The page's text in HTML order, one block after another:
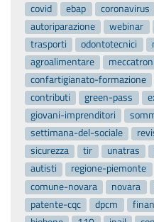
covid
ebap coronavirus
autoriparazione
webinar
trasporti
odontotecnici
agroalimentare
confartigianato-formazione
contributi
green-pass
giovani-imprenditori
settimana-del-sociale
sicurezza
tir unatras
autisti
regione-piemonte
comune-novara
novara
patente-cqc
dpcm